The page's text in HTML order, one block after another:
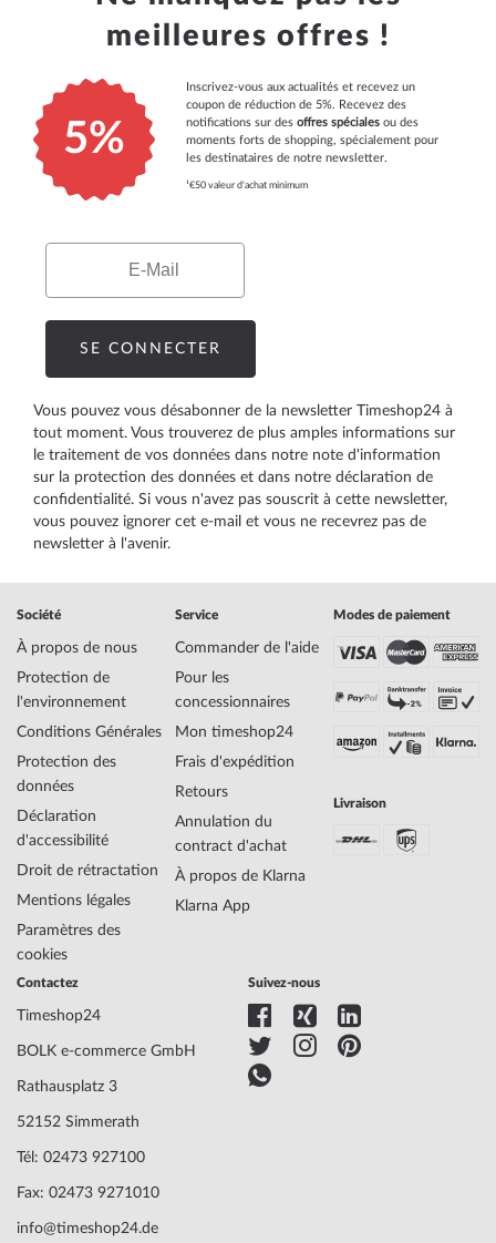
meilleures offres !
5%
Inscrivez-vous aux actualités et recevez un
coupon de réduction de 5%. Recevez des
notifications sur des offres spéciales ou des
moments forts de shopping, spécialement pour
les destinataires de notre newsletter.
¹€50 valeur d'achat minimum
Email
SE CONNECTER
Vous pouvez vous désabonner de la newsletter Timeshop24 à
tout moment. Vous trouverez de plus amples informations sur
le traitement de vos données dans notre note d'information
sur la protection des données et dans notre déclaration de
confidentialité. Si vous n'avez pas souscrit à cette newsletter,
vous pouvez ignorer cet e-mail et vous ne recevrez pas de
newsletter à l'avenir.
Société
À propos de nous
Protection de
l'environnement
Conditions Générales
Protection des
données
Déclaration
d'accessibilité
Droit de rétractation
Mentions légales
Paramètres des
cookies
Service
Commander de l'aide
Pour les
concessionnaires
Mon timeshop24
Frais d'expédition
Retours
Annulation du
contract d'achat
À propos de Klarna
Klarna App
Modes de paiement
Livraison
Contactez
Timeshop24
BOLK e-commerce GmbH
Rathausplatz 3
52152 Simmerath
Tél: 02473 927100
Fax: 02473 9271010
info@timeshop24.de
Suivez-nous